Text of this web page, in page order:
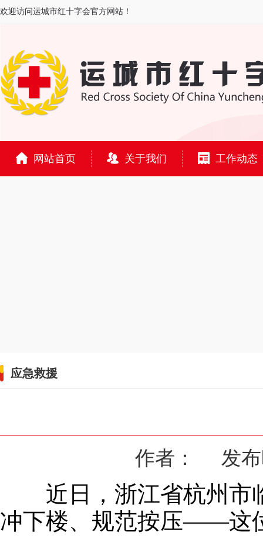
欢迎访问运城市红十字会官方网站！
网站首页 关于我们 工作动态
应急救援
作者： 发布
近日，浙江省杭州市临
冲下楼、规范按压——这